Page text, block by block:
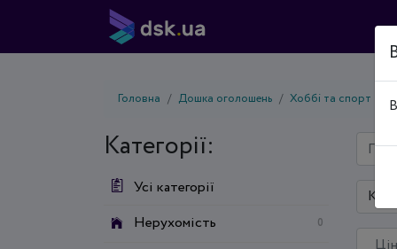
Головна Дошка оголошень Хоббі та спорт
Категорії:
Усі категорії
Нерухомість
0